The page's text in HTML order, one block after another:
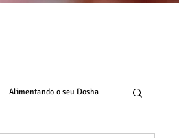
Alimentando o seu Dosha